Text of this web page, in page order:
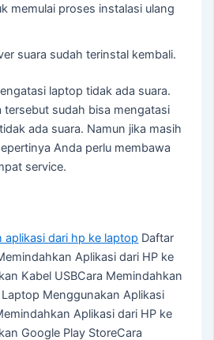
memulai proses instalasi ulang
suara sudah terinstal kembali.
laptop tidak ada suara.
tersebut sudah bisa mengatasi
ada suara. Namun jika masih
Anda perlu membawa
service.
aplikasi dari hp ke laptop Daftar
Aplikasi dari HP ke
Kabel USBCara Memindahkan
Menggunakan Aplikasi
Aplikasi dari HP ke
Google Play StoreCara